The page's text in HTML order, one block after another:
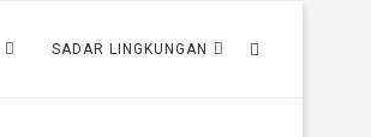
SADAR LINGKUNGAN